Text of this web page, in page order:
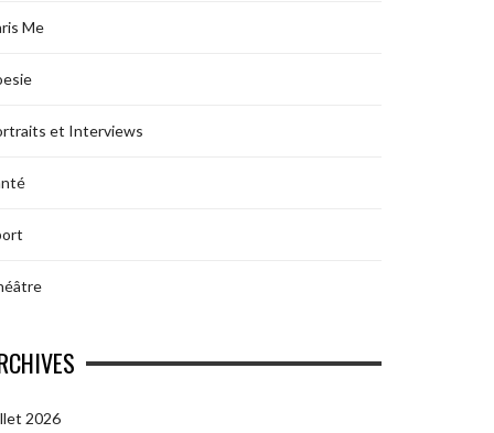
Me
et Interviews
2026